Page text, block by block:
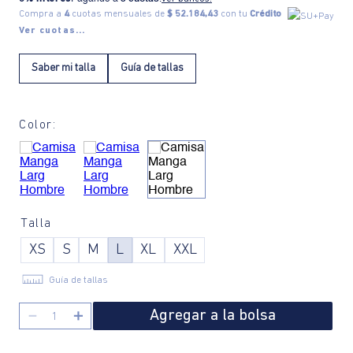
Compra a 4cuotas mensuales de $ 52.184,43 con tu Crédito
Ver cuotas...
Saber mi talla Guía de tallas
Color:
Talla
XS S M L XL XXL
Guía de tallas
＋
－ Agregar a la bolsa